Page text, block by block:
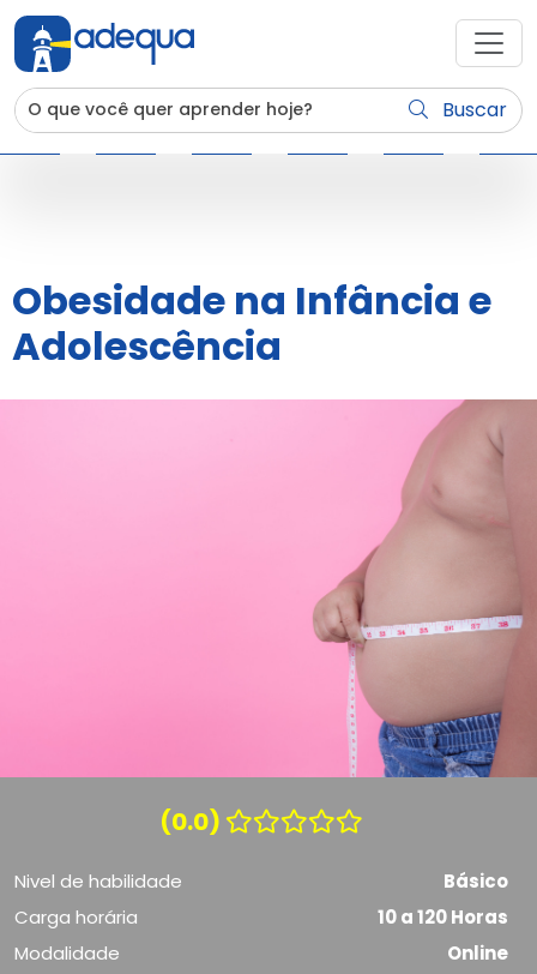
Buscar
Obesidade na Infância e
Adolescência
(0.0)
Nivel de habilidade
Básico
Carga horária
10 a 120 Horas
Modalidade
Online